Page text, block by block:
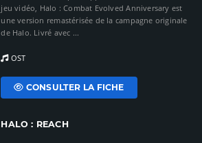
jeu vidéo, Halo : Combat Evolved Anniversary est
une version remastérisée de la campagne originale
de Halo. Livré avec ...
OST
CONSULTER LA FICHE
HALO : REACH